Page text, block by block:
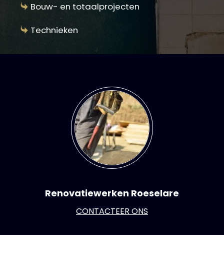
Bouw- en totaalprojecten
Technieken
Renovatiewerken Roeselare
CONTACTEER ONS